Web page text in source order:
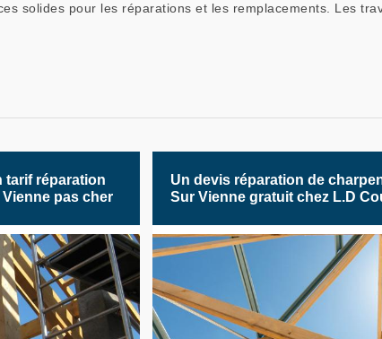
solides pour les réparations et les remplacements. Les
tarif réparation
pas cher
Un devis réparation de
Sur Vienne gratuit chez L.D